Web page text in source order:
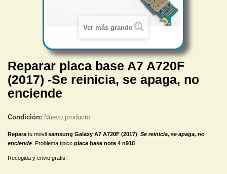
Ver más grande
Reparar placa base A7 A720F
(2017) -Se reinicia, se apaga, no
enciende
Condición: Nuevo producto
Repara tu movil samsung Galaxy A7 A720F (2017) Se reinicia, se apaga, no
enciende . Problema tipico placa base note 4 n910
Recogida y envio gratis.